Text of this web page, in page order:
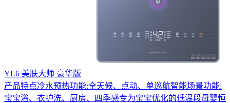
YL6 美肤大师 豪华版
产品特点冷水预热功能:全天候、点动、单巡航智能场景功能:
宝宝浴、衣护洗、厨房、四季感专为宝宝优化的低温段母婴恒